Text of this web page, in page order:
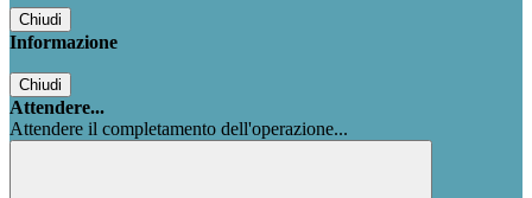
Chiudi
Informazione
Chiudi
Attendere...
Attendere il completamento dell'operazione...